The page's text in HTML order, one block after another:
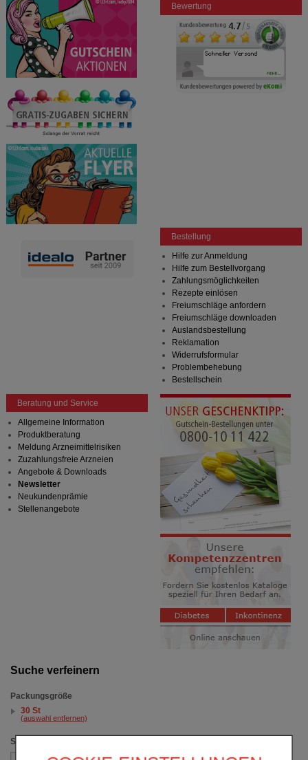
Suche verfeinern
Packungsgröße
30 St
(auswahl entfernen)
Sortieren nach
Bewertung
Bestellung
Hilfe zur Anmeldung
Hilfe zum Bestellvorgang
Zahlungsmöglichkeiten
Rezepte einlösen
Freiumschläge anfordern
Freiumschläge downloaden
Auslandsbestellung
Reklamation
Widerrufsformular
Problembehebung
Bestellschein
Beratung und Service
Allgemeine Information
Produktberatung
Meldung Arzneimittelrisiken
Zuzahlungsfreie Arzneien
Angebote & Downloads
Newsletter
Neukundenprämie
Stellenangebote